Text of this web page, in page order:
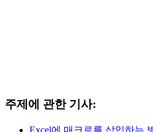
주제에 관한 기사: